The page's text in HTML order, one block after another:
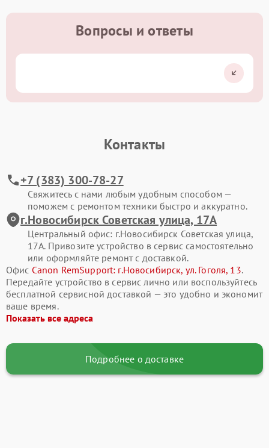
Вопросы и ответы
Контакты
+7 (383) 300-78-27
Свяжитесь с нами любым удобным способом —
поможем с ремонтом техники быстро и аккуратно.
г.Новосибирск Советская улица, 17А
Центральный офис: г.Новосибирск Советская улица,
17А. Привозите устройство в сервис самостоятельно
или оформляйте ремонт с доставкой.
Офис Canon RemSupport: г.Новосибирск, ул. Гоголя, 13.
Передайте устройство в сервис лично или воспользуйтесь
бесплатной сервисной доставкой — это удобно и экономит
ваше время.
Показать все адреса
Подробнее о доставке